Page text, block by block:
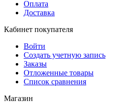
Оплата
Доставка
Кабинет покупателя
Войти
Создать учетную запись
Заказы
Отложенные товары
Список сравнения
Магазин